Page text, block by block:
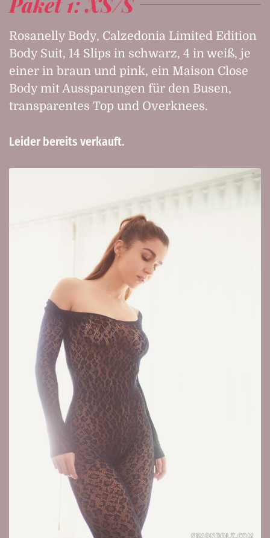
Rosanelly Body, Calzedonia Limited Edition
Body Suit, 14 Slips in schwarz, 4 in weiß, je
einer in braun und pink, ein Maison Close
Body mit Aussparungen für den Busen,
transparentes Top und Overknees.
Leider bereits verkauft.